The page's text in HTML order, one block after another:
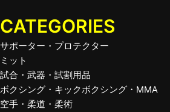
CATEGORIES
サポーター・プロテクター
ミット
試合・武器・試割用品
ボクシング・キックボクシング・MMA
空手・柔道・柔術